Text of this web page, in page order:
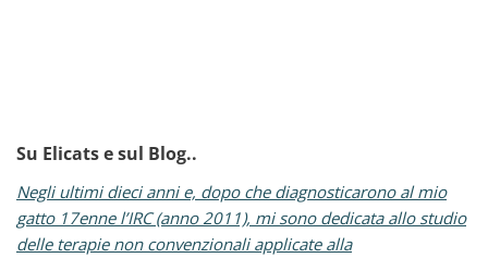
Su Elicats e sul Blog..
Negli ultimi dieci anni e, dopo che diagnosticarono al mio
gatto 17enne l’IRC (anno 2011), mi sono dedicata allo studio
delle terapie non convenzionali applicate alla